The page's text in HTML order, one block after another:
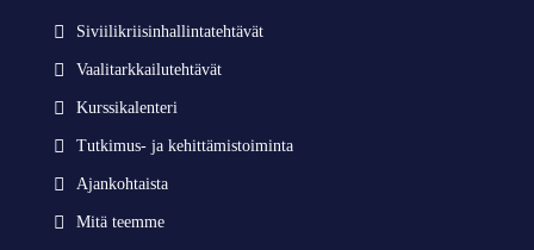
Siviilikriisinhallintatehtävät
Vaalitarkkailutehtävät
Kurssikalenteri
Tutkimus- ja kehittämistoiminta
Ajankohtaista
Mitä teemme